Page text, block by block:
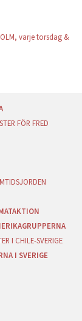
varje torsdag &
FÖR FRED
I CHILE-SVERIGE
I SVERIGE